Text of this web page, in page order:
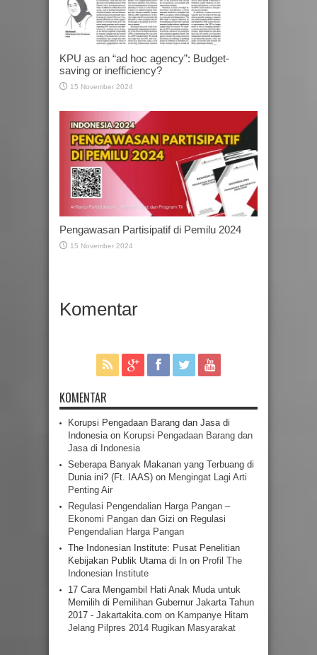
KPU as an “ad hoc agency”: Budget-
saving or inefficiency?
15 November 2024
Pengawasan Partisipatif di Pemilu 2024
15 November 2024
Komentar
KOMENTAR
Korupsi Pengadaan Barang dan Jasa di
Indonesia on Korupsi Pengadaan Barang dan
Jasa di Indonesia
Seberapa Banyak Makanan yang Terbuang di
Dunia ini? (Ft. IAAS) on Mengingat Lagi Arti
Penting Air
Regulasi Pengendalian Harga Pangan –
Ekonomi Pangan dan Gizi on Regulasi
Pengendalian Harga Pangan
The Indonesian Institute: Pusat Penelitian
Kebijakan Publik Utama di In on Profil The
Indonesian Institute
17 Cara Mengambil Hati Anak Muda untuk
Memilih di Pemilihan Gubernur Jakarta Tahun
2017 - Jakartakita.com on Kampanye Hitam
Jelang Pilpres 2014 Rugikan Masyarakat